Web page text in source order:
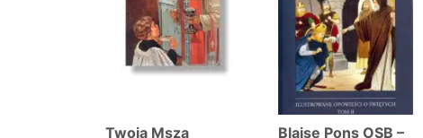
Twoja Msza Blaise Pons OSB –